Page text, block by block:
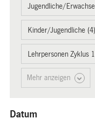
Jugendliche/
Kinder/Jugendliche (4)
Lehrpersonen Zyklus
Mehr anzeigen
Datum